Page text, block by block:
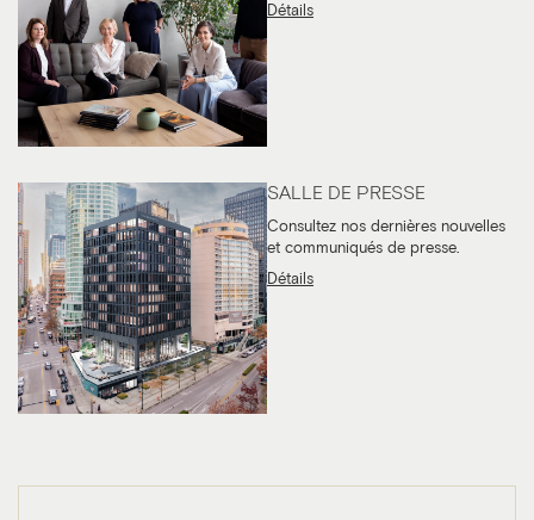
Détails
SALLE DE PRESSE
Consultez nos dernières nouvelles
et communiqués de presse.
Détails